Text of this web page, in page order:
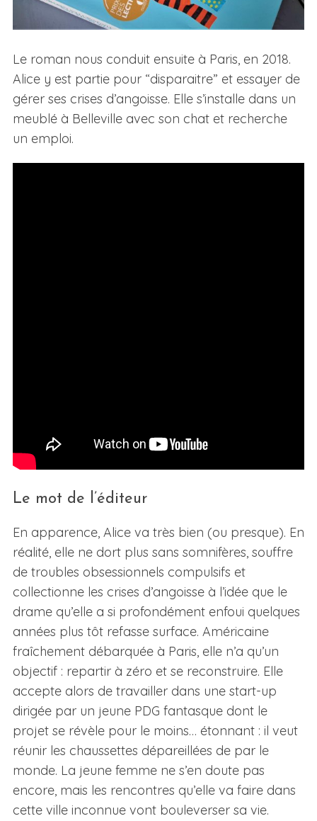
Le roman nous conduit ensuite à Paris, en 2018.
Alice y est partie pour “disparaitre” et essayer de
gérer ses crises d’angoisse. Elle s’installe dans un
meublé à Belleville avec son chat et recherche
un emploi.
Le mot de l’éditeur
En apparence, Alice va très bien (ou presque). En
réalité, elle ne dort plus sans somnifères, souffre
de troubles obsessionnels compulsifs et
collectionne les crises d’angoisse à l’idée que le
drame qu’elle a si profondément enfoui quelques
années plus tôt refasse surface. Américaine
fraîchement débarquée à Paris, elle n’a qu’un
objectif : repartir à zéro et se reconstruire. Elle
accepte alors de travailler dans une start-up
dirigée par un jeune PDG fantasque dont le
projet se révèle pour le moins… étonnant : il veut
réunir les chaussettes dépareillées de par le
monde. La jeune femme ne s’en doute pas
encore, mais les rencontres qu’elle va faire dans
cette ville inconnue vont bouleverser sa vie.